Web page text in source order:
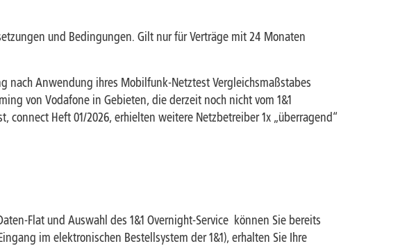
und Bedingungen. Gilt nur für Verträge mit 24 Monaten
nach Anwendung ihres Mobilfunk-Netztest Vergleichsmaßstabes
von Vodafone in Gebieten, die derzeit noch nicht vom 1&1
connect Heft 01/2026, erhielten weitere Netzbetreiber 1x „überragend“
Flat und Auswahl des 1&1 Overnight-Service können Sie bereits
im elektronischen Bestellsystem der 1&1), erhalten Sie Ihre